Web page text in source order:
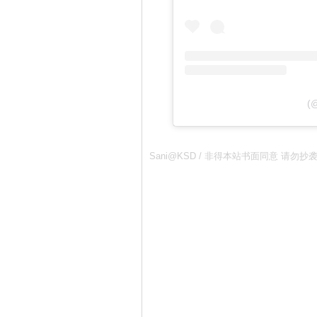
Sani@KSD / 非得本站书面同意 请勿抄